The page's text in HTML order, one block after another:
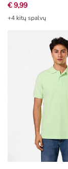
€ 9,99
+4 kitų spalvų